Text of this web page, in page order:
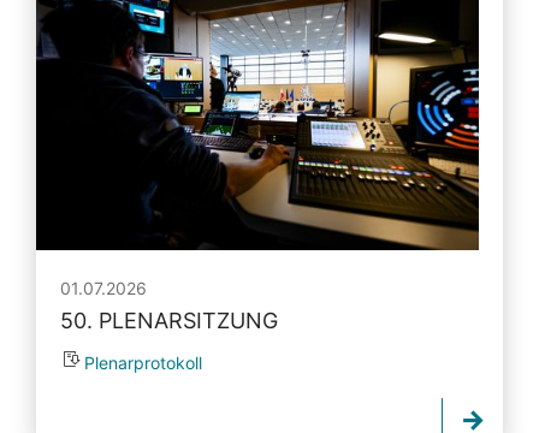
01.07.2026
50. PLENARSITZUNG
Plenarprotokoll